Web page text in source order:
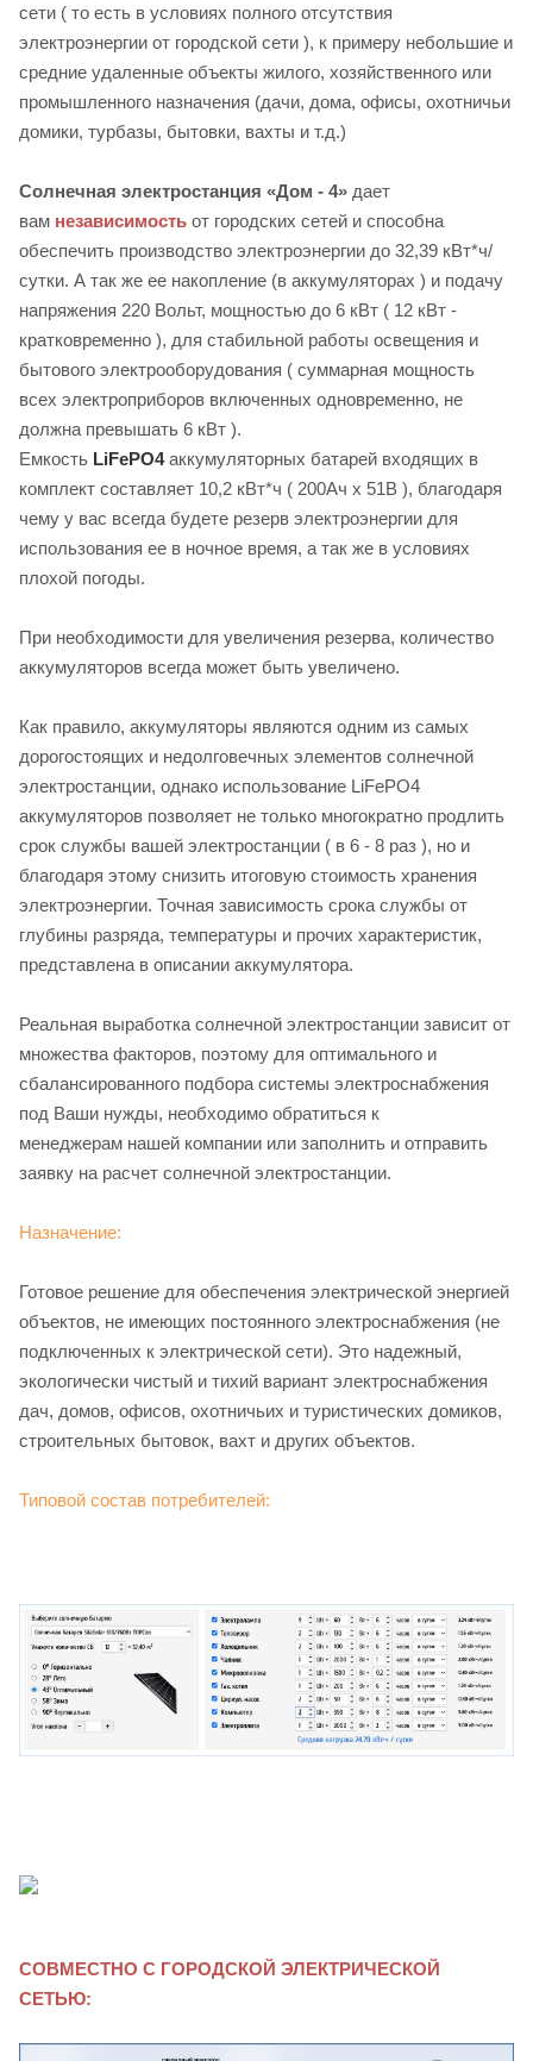
сети ( то есть в условиях полного отсутствия
электроэнергии от городской сети ), к примеру небольшие и
средние удаленные объекты жилого, хозяйственного или
промышленного назначения (дачи, дома, офисы, охотничьи
домики, турбазы, бытовки, вахты и т.д.)
Солнечная электростанция «Дом - 4» дает
вам независимость от городских сетей и способна
обеспечить производство электроэнергии до 32,39 кВт*ч/
сутки. А так же ее накопление (в аккумуляторах ) и подачу
напряжения 220 Вольт, мощностью до 6 кВт ( 12 кВт -
кратковременно ), для стабильной работы освещения и
бытового электрооборудования ( суммарная мощность
всех электроприборов включенных одновременно, не
должна превышать 6 кВт ).
Емкость LiFePO4аккумуляторных батарей входящих в
комплект составляет 10,2 кВт*ч ( 200Ач x 51В ), благодаря
чему у вас всегда будете резерв электроэнергии для
использования ее в ночное время, а так же в условиях
плохой погоды.
При необходимости для увеличения резерва, количество
аккумуляторов всегда может быть увеличено.
Как правило, аккумуляторы являются одним из самых
дорогостоящих и недолговечных элементов солнечной
электростанции, однако использование LiFePO4
аккумуляторов позволяет не только многократно продлить
срок службы вашей электростанции ( в 6 - 8 раз ), но и
благодаря этому снизить итоговую стоимость хранения
электроэнергии. Точная зависимость срока службы от
глубины разряда, температуры и прочих характеристик,
представлена в описании аккумулятора.
Реальная выработка солнечной электростанции зависит от
множества факторов, поэтому для оптимального и
сбалансированного подбора системы электроснабжения
под Ваши нужды, необходимо обратиться к
менеджерам нашей компании или заполнить и отправить
заявку на расчет солнечной электростанции.
Назначение:
Готовое решение для обеспечения электрической энергией
объектов, не имеющих постоянного электроснабжения (не
подключенных к электрической сети). Это надежный,
экологически чистый и тихий вариант электроснабжения
дач, домов, офисов, охотничьих и туристических домиков,
строительных бытовок, вахт и других объектов.
Типовой состав потребителей:
СОВМЕСТНО С ГОРОДСКОЙ ЭЛЕКТРИЧЕСКОЙ
СЕТЬЮ: